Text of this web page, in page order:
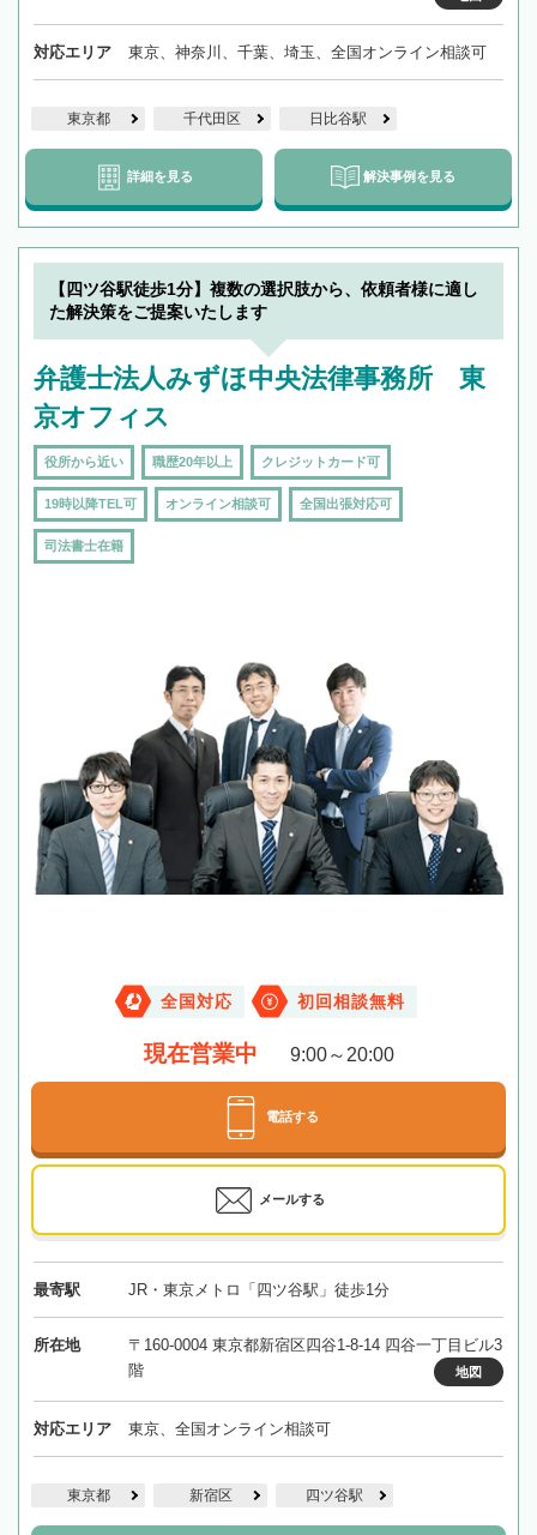
対応エリア 東京、神奈川、千葉、埼玉、全国オンライン相談可
東京都 千代田区 日比谷駅
詳細を見る 解決事例を見る
【四ツ谷駅徒歩1分】複数の選択肢から、依頼者様に適し
た解決策をご提案いたします
弁護士法人みずほ中央法律事務所 東
京オフィス
役所から近い 職歴20年以上 クレジットカード可
19時以降TEL可 オンライン相談可 全国出張対応可
司法書士在籍
全国対応 初回相談無料
現在営業中 9:00～20:00
電話する
メールする
最寄駅 JR・東京メトロ「四ツ谷駅」徒歩1分
所在地
〒160-0004 東京都新宿区四谷1-8-14 四谷一丁目ビル3
階
地図
対応エリア 東京、全国オンライン相談可
東京都 新宿区 四ツ谷駅